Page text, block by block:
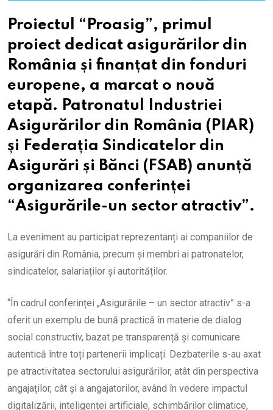
Proiectul “Proasig”, primul
proiect dedicat asigurărilor din
România și finanțat din fonduri
europene, a marcat o nouă
etapă. Patronatul Industriei
Asigurărilor din România (PIAR)
și Federația Sindicatelor din
Asigurări și Bănci (FSAB) anunță
organizarea conferinței
“Asigurările-un sector atractiv”.
La eveniment au participat reprezentanți ai companiilor de
asigurări din România, precum și membri ai patronatelor,
sindicatelor, salariaților și autorităților.
“În cadrul conferinței „Asigurările – un sector atractiv” s-a
oferit un exemplu de bună practică în materie de dialog
social constructiv, bazat pe transparență și comunicare
autentică între toți partenerii implicați. Dezbaterile s-au axat
pe atractivitatea sectorului asigurărilor, atât din perspectiva
angajaților, cât și a angajatorilor, având în vedere impactul
digitalizării, inteligenței artificiale, schimbărilor climatice,